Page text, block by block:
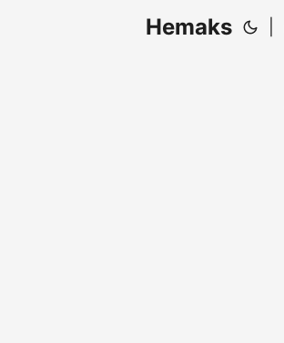
Hemaks